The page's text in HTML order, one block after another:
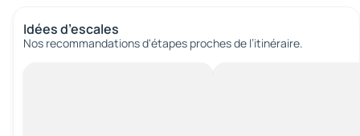
Idées d’escales
Nos recommandations d'étapes proches de l’itinéraire.